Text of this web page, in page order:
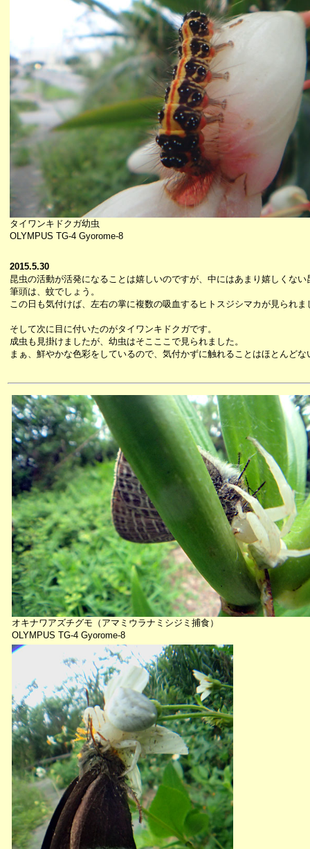
タイワンキドクガ幼虫
OLYMPUS TG-4 Gyorome-8
2015.5.30
昆虫の活動が活発になることは嬉しいのですが、中にはあまり嬉しくない
筆頭は、蚊でしょう。
この日も気付けば、左右の掌に複数の吸血するヒトスジシマカが見られま
そして次に目に付いたのがタイワンキドクガです。
成虫も見掛けましたが、幼虫はそこここで見られました。
まぁ、鮮やかな色彩をしているので、気付かずに触れることはほとんどな
オキナワアズチグモ（アマミウラナミシジミ捕食）
OLYMPUS TG-4 Gyorome-8